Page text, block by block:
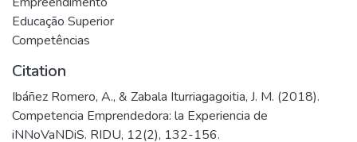
Educação Superior
Competências
Citation
Ibáñez Romero, A., & Zabala Iturriagagoitia, J. M. (2018).
Competencia Emprendedora: la Experiencia de
iNNoVaNDiS. RIDU, 12(2), 132-156.